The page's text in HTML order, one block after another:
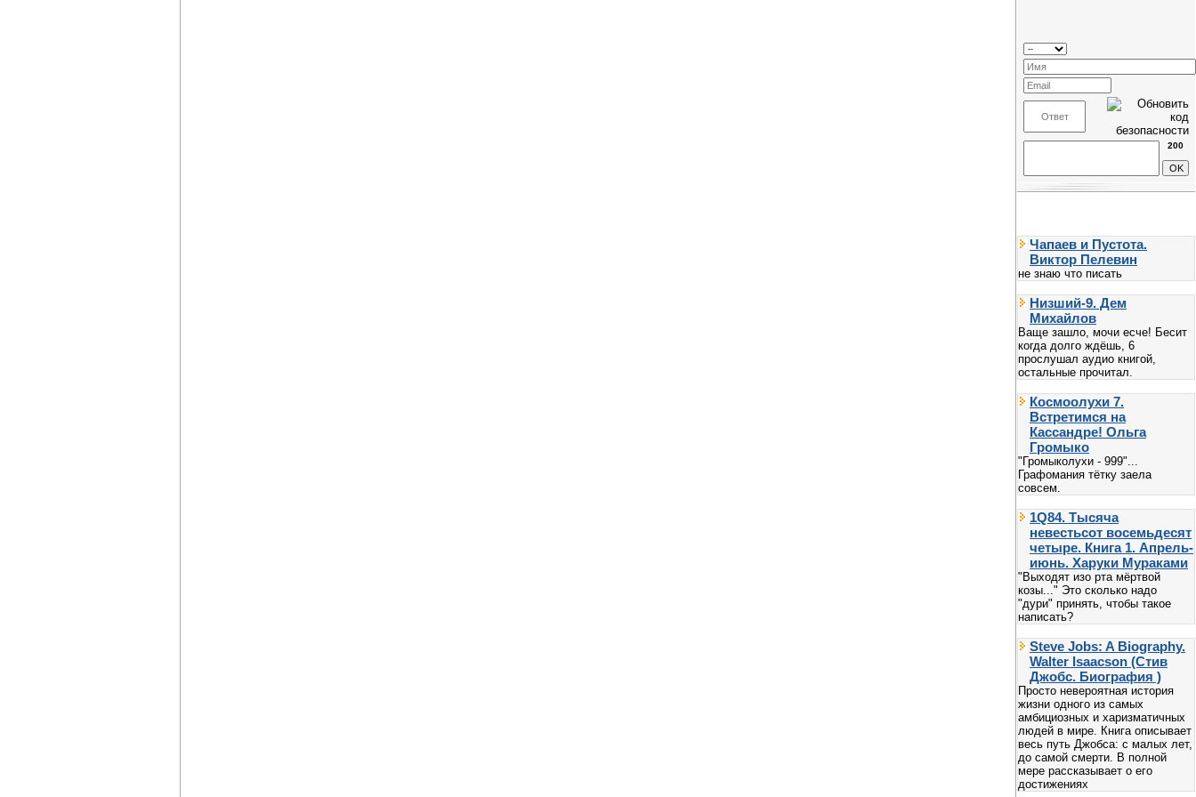
200
Чапаев и Пустота.
Виктор Пелевин
не знаю что писать
Низший-9. Дем
Михайлов
Ваще зашло, мочи есче! Бесит
когда долго ждёшь, 6
прослушал аудио книгой,
остальные прочитал.
Космоолухи 7.
Встретимся на
Кассандре! Ольга
Громыко
"Громыколухи - 999"...
Графомания тётку заела
совсем.
1Q84. Тысяча
невестьсот восемьдесят
четыре. Книга 1. Апрель-
июнь. Харуки Мураками
"Выходят изо рта мёртвой
козы..." Это сколько надо
"дури" принять, чтобы такое
написать?
Steve Jobs: A Biography.
Walter Isaacson (Стив
Джобс. Биография )
Просто невероятная история
жизни одного из самых
амбициозных и харизматичных
людей в мире. Книга описывает
весь путь Джобса: с малых лет,
до самой смерти. В полной
мере рассказывает о его
достижениях